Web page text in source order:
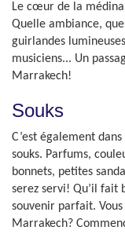
Le cœur de la
Quelle ambiance,
guirlandes
musiciens... Un
Marrakech!
Souks
C’est également
souks. Parfums,
bonnets, petites
serez servi! Qu’il fait
souvenir parfait.
Marrakech?